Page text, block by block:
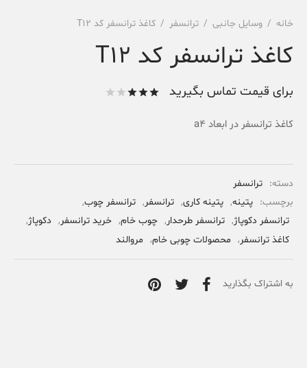
خانه / وسایل جانبی / ترانسفر / کاغذ ترانسفر کد T12
کاغذ ترانسفر کد T12
برای قیمت تماس بگیرید
کاغذ ترانسفر در ابعاد a4
دسته: ترانسفر
برچسب: پتینه, پتینه کاری, ترانسفر, ترانسفر چوب,
ترانسفر دکوپاژ, ترانسفر طرحدار, چوب خام, خرید ترانسفر, دکوپاژ,
کاغذ ترانسفر , محصولات چوبی خام, مروالند
به اشتراک بگذارید